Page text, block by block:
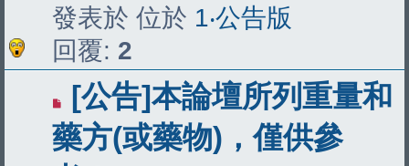
發表於 位於 1‧公告版
回覆: 2
[公告]本論壇所列重量和
藥方(或藥物)，僅供參